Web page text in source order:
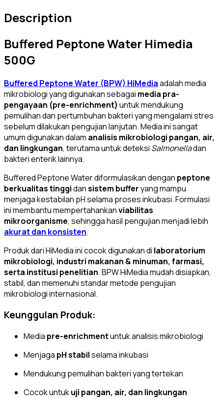
Description
Buffered Peptone Water Himedia
500G
Buffered Peptone Water (BPW) HiMediaadalah media
mikrobiologi yang digunakan sebagai media pra-
pengayaan (pre-enrichment) untuk mendukung
pemulihan dan pertumbuhan bakteri yang mengalami stres
sebelum dilakukan pengujian lanjutan. Media ini sangat
umum digunakan dalam analisis mikrobiologi pangan, air,
dan lingkungan, terutama untuk deteksi Salmonelladan
bakteri enterik lainnya.
Buffered Peptone Water diformulasikan dengan peptone
berkualitas tinggidansistem bufferyang mampu
menjaga kestabilan pH selama proses inkubasi. Formulasi
ini membantu mempertahankanviabilitas
mikroorganisme, sehingga hasil pengujian menjadi lebih
akurat dan konsisten.
Produk dariHiMediaini cocok digunakan di laboratorium
mikrobiologi, industri makanan & minuman, farmasi,
serta institusi penelitian. BPW HiMedia mudah disiapkan,
stabil, dan memenuhi standar metode pengujian
mikrobiologi internasional.
Keunggulan Produk:
Media pre-enrichmentuntuk analisis mikrobiologi
Menjaga pH stabilselama inkubasi
Mendukung pemulihan bakteri yang tertekan
Cocok untukuji pangan, air, dan lingkungan